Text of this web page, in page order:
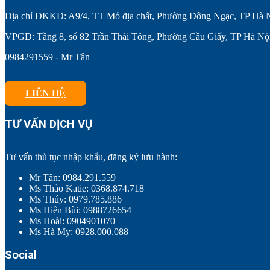
Địa chỉ ĐKKD: A9/4, TT Mỏ địa chất, Phường Đông Ngạc, TP Hà
VPGD: Tầng 8, số 82 Trần Thái Tông, Phường Cầu Giấy, TP Hà
0984291559 - Mr Tân
LIÊN HỆ
TƯ VẤN DỊCH VỤ
Tư vấn thủ tục nhập khẩu, đăng ký lưu hành:
Mr Tân: 0984.291.559
Ms Thảo Katie: 0368.874.718
Ms Thúy: 0979.785.886
Ms Hiền Bùi: 0988726654
Ms Hoài: 0904901070
Ms Hà My: 0928.000.088
Social